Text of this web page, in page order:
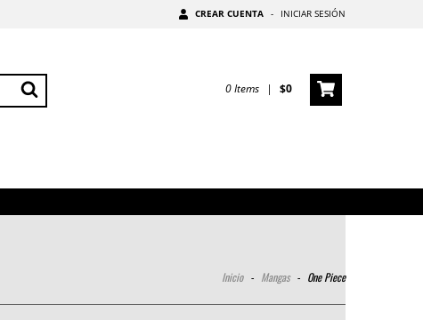
CREAR CUENTA - INICIAR SESIÓN
0Items | $0
Inicio - Mangas - One Piece